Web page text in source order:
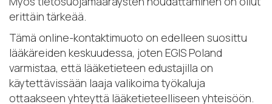
erittäin tärkeää.
Tämä online-kontaktimuoto on edelleen suosittu
lääkäreiden keskuudessa, joten EGIS Poland
varmistaa, että lääketieteen edustajilla on
käytettävissään laaja valikoima työkaluja
ottaakseen yhteyttä lääketieteelliseen yhteisöön.